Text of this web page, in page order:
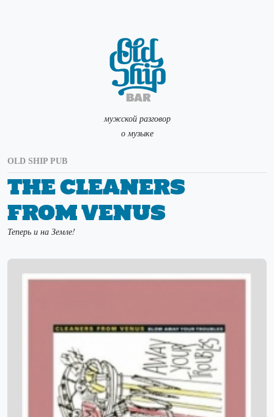
мужской разговор
о музыке
OLD SHIP PUB
The Cleaners
From Venus
Теперь и на Земле!